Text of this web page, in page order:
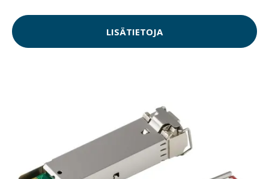
LISÄTIETOJA